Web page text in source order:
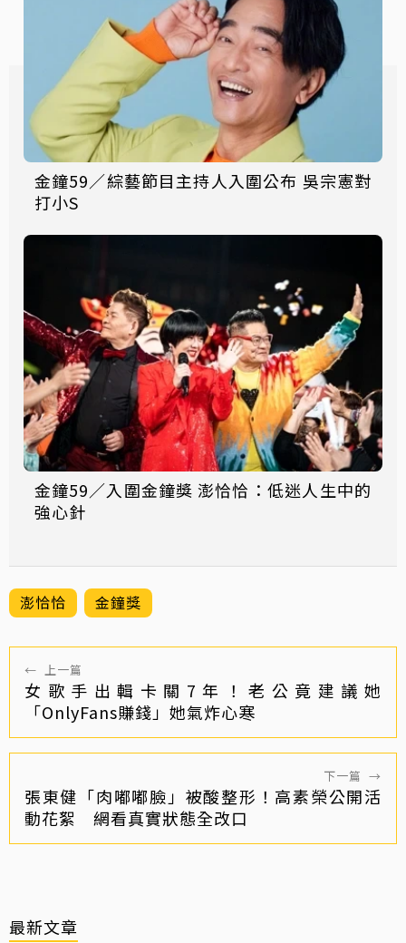
金鐘59／綜藝節目主持人入圍公布 吳宗憲對
打小S
金鐘59／入圍金鐘獎 澎恰恰：低迷人生中的
強心針
澎恰恰 金鐘獎
← 上一篇
女歌手出輯卡關7年！老公竟建議她
「OnlyFans賺錢」她氣炸心寒
下一篇 →
張東健「肉嘟嘟臉」被酸整形！高素榮公開活
動花絮 網看真實狀態全改口
最新文章